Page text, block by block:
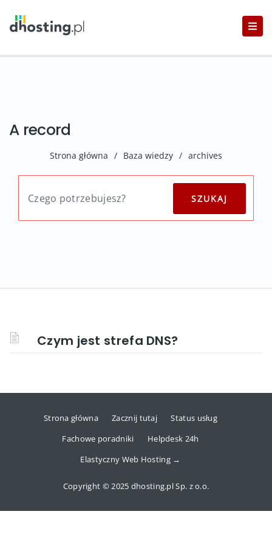
A record
Strona główna / Baza wiedzy / archives
Czym jest strefa DNS?
Strona główna Zacznij tutaj
Status usług
Fachowe poradniki
Helpdesk 24h
Elastyczny Web Hosting →
Copyright © 2025 dhosting.pl Sp. z o.o.